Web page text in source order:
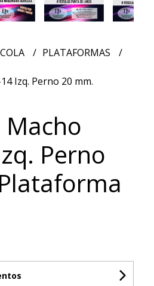
PLATAFORMAS
Izq. Perno 20 mm.
Perno